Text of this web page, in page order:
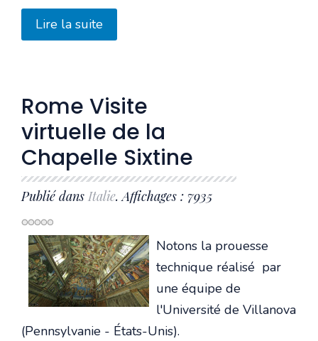
Lire la suite
Rome Visite
virtuelle de la
Chapelle Sixtine
Publié dans Italie. Affichages : 7935
Notons la prouesse
technique réalisé par
une équipe de
l'Université de Villanova
(Pennsylvanie - États-Unis).